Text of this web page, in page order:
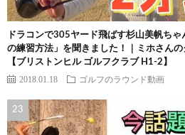
ドラコンで305ヤード飛ばす杉山美帆ち
の練習方法」を聞きました！｜ミホさん
【ブリストンヒル ゴルフクラブ H1-2】
2018.01.18 ゴルフのラウンド動画